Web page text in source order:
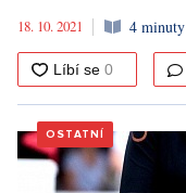
18. 10. 2021
4 minuty
OSTATNÍ